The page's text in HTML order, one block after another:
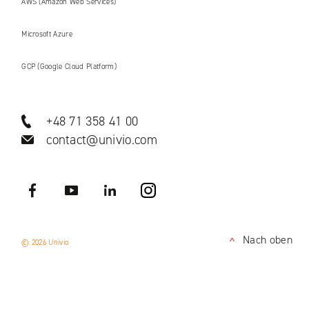
Microsoft Azure
GCP (Google Cloud Platform)
+48 71 358 41 00
contact@univio.com
Facebook YouTube LinkedIN
© 2026 Univio <Nach oben